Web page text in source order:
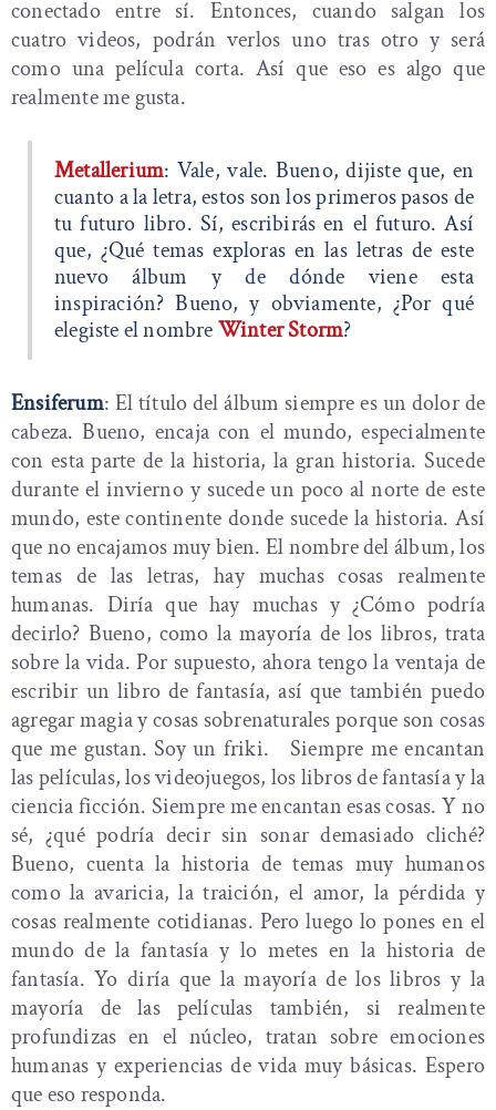
conectado entre sí. Entonces, cuando salgan los
cuatro videos, podrán verlos uno tras otro y será
como una película corta. Así que eso es algo que
realmente me gusta.
Metallerium: Vale, vale. Bueno, dijiste que, en
cuanto a la letra, estos son los primeros pasos de
tu futuro libro. Sí, escribirás en el futuro. Así
que, ¿Qué temas exploras en las letras de este
nuevo álbum y de dónde viene esta
inspiración? Bueno, y obviamente, ¿Por qué
elegiste el nombreWinter Storm?
Ensiferum: El título del álbum siempre es un dolor de
cabeza. Bueno, encaja con el mundo, especialmente
con esta parte de la historia, la gran historia. Sucede
durante el invierno y sucede un poco al norte de este
mundo, este continente donde sucede la historia. Así
que no encajamos muy bien. El nombre del álbum, los
temas de las letras, hay muchas cosas realmente
humanas. Diría que hay muchas y ¿Cómo podría
decirlo? Bueno, como la mayoría de los libros, trata
sobre la vida. Por supuesto, ahora tengo la ventaja de
escribir un libro de fantasía, así que también puedo
agregar magia y cosas sobrenaturales porque son cosas
que me gustan. Soy un friki. Siempre me encantan
las películas, los videojuegos, los libros de fantasía y la
ciencia ficción. Siempre me encantan esas cosas. Y no
sé, ¿qué podría decir sin sonar demasiado cliché?
Bueno, cuenta la historia de temas muy humanos
como la avaricia, la traición, el amor, la pérdida y
cosas realmente cotidianas. Pero luego lo pones en el
mundo de la fantasía y lo metes en la historia de
fantasía. Yo diría que la mayoría de los libros y la
mayoría de las películas también, si realmente
profundizas en el núcleo, tratan sobre emociones
humanas y experiencias de vida muy básicas. Espero
que eso responda.